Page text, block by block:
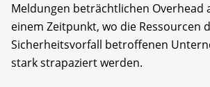
Meldungen beträchtlichen Overhead
einem Zeitpunkt, wo die Ressourcen
Sicherheitsvorfall betroffenen
stark strapaziert werden.